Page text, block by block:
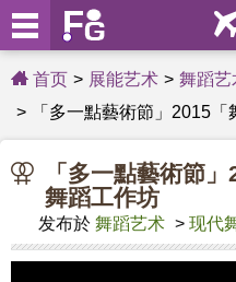
首页 展能艺术
舞蹈艺
「多一點藝術節」2015
「多一點藝術節
舞蹈工作坊
发布於 舞蹈艺术 > 现代